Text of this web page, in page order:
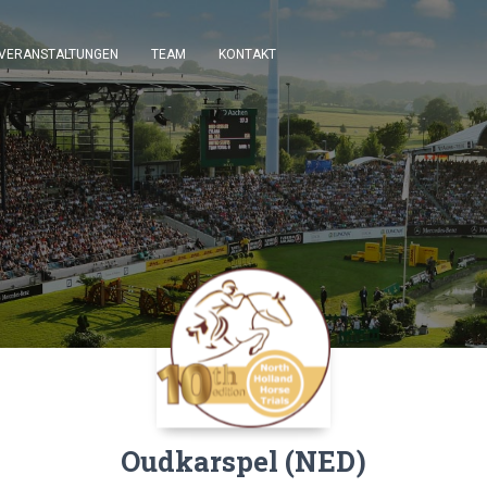
TEAM KONTAKT
Oudkarspel (NED)